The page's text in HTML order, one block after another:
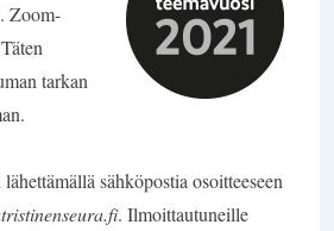
Zoom-
tarkan
sähköpostia osoitteeseen
. Ilmoittautuneille